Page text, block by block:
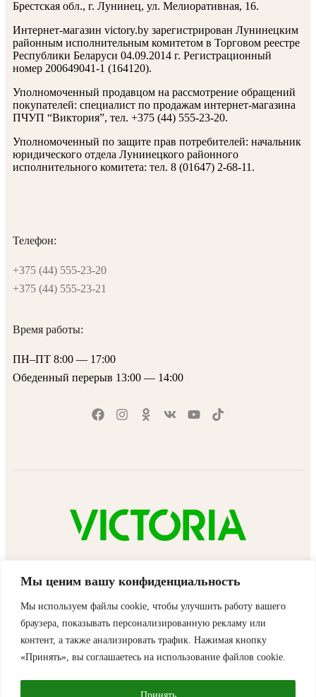
Мы ценим вашу конфиденциальность
Мы используем файлы cookie, чтобы улучшить работу вашего
браузера, показывать персонализированную рекламу или
контент, а также анализировать трафик. Нажимая кнопку
«Принять», вы соглашаетесь на использование файлов cookie.
Принять
Брестская обл., г. Лунинец, ул. Мелиоративная, 16.
Интернет-магазин victory.by зарегистрирован Лунинецким
районным исполнительным комитетом в Торговом реестре
Республики Беларуси 04.09.2014 г. Регистрационный
номер 200649041-1 (164120).
Уполномоченный продавцом на рассмотрение обращений
покупателей: специалист по продажам интернет-магазина
ПЧУП “Виктория”, тел. +375 (44) 555-23-20.
Уполномоченный по защите прав потребителей: начальник
юридического отдела Лунинецкого районного
исполнительного комитета: тел. 8 (01647) 2-68-11.
Телефон:
+375 (44) 555-23-20
+375 (44) 555-23-21
Время работы:
ПН–ПТ 8:00 — 17:00
Обеденный перерыв 13:00 — 14:00
VICTORIA™ © 2025 | Все права защищены
Корзина
Корзина пуста
В каталог
оформления заказа